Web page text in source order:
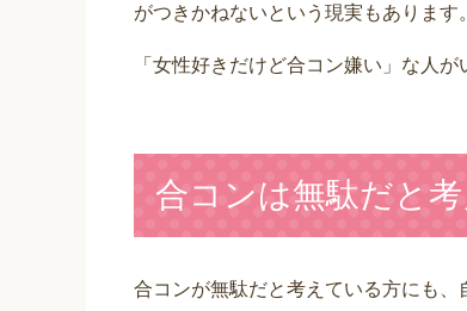
がつきかねないという現実もあります。
「女性好きだけど合コン嫌い」な人
合コンは無駄だと
合コンが無駄だと考えている方にも、